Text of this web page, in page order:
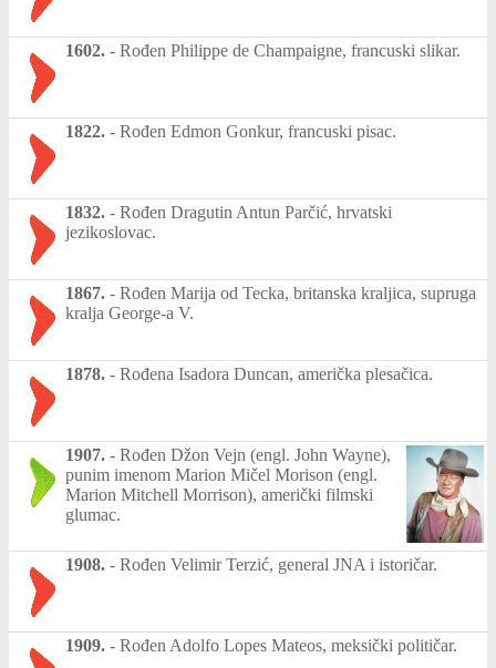
1602. - Rođen Philippe de Champaigne, francuski slikar.
1822. - Rođen Edmon Gonkur, francuski pisac.
1832. - Rođen Dragutin Antun Parčić, hrvatski
jezikoslovac.
1867. - Rođen Marija od Tecka, britanska kraljica, supruga
kralja George-a V.
1878. - Rođena Isadora Duncan, američka plesačica.
1907. - Rođen Džon Vejn (engl. John Wayne),
punim imenom Marion Mičel Morison (engl.
Marion Mitchell Morrison), američki filmski
glumac.
1908. - Rođen Velimir Terzić, general JNA i istoričar.
1909. - Rođen Adolfo Lopes Mateos, meksički političar.